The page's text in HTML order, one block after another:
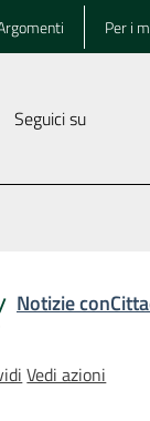
Per i
Seguici su
Notizie
Vedi azioni